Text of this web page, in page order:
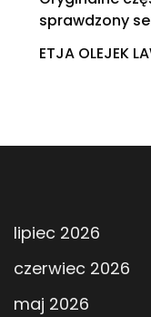
sprawdzony
ETJA OLEJEK
lipiec 2026
czerwiec 2026
maj 2026